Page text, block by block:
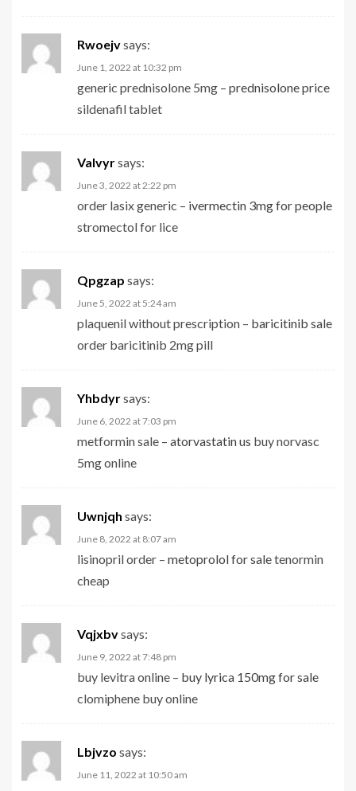
Rwoejvsays:
June 1, 2022 at 10:32 pm
generic prednisolone 5mg – prednisolone price
sildenafil tablet
Valvyrsays:
June 3, 2022 at 2:22 pm
order lasix generic – ivermectin 3mg for people
stromectol for lice
Qpgzap says:
June 5, 2022 at 5:24 am
plaquenil without prescription – baricitinib sale
order baricitinib 2mg pill
Yhbdyrsays:
June 6, 2022 at 7:03 pm
metformin sale – atorvastatin us buy norvasc
5mg online
Uwnjqh says:
June 8, 2022 at 8:07 am
lisinopril order – metoprolol for saletenormin
cheap
Vqjxbvsays:
June 9, 2022 at 7:48 pm
buy levitra online – buy lyrica 150mg for sale
clomiphene buy online
Lbjvzo says:
June 11, 2022 at 10:50 am